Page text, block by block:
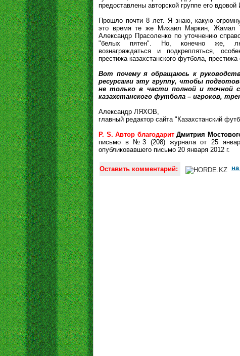
предоставлены авторской группе его вдовой
Прошло почти 8 лет. Я знаю, какую
это время те же Михаил Маркин, Жамал
Александр Прасоленко по уточнению
"белых пятен". Но, конечно же,
вознаграждаться и подкрепляться,
престижа казахстанского футбола, престижа
Вот почему я обращаюсь к
ресурсами эту группу, чтобы
не только в части полной и точной
казахстанского футбола – игроков,
Александр ЛЯХОВ,
главный редактор сайта "Казахстанский
P. S. Автор благодарит Дмитрия
письмо в №3 (208) журнала от 25
опубликовавшего письмо 20 января 2012 г.
Оставить комментарий: